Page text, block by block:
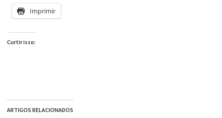
Imprimir
Curtir isso:
ARTIGOS RELACIONADOS